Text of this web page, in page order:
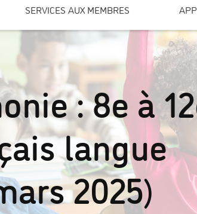
SERVICES AUX MEMBRES
: 8e à
langue
2025)